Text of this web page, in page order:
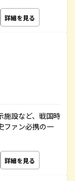
詳細を見る
施設など、戦国時
ファン必携の一
詳細を見る